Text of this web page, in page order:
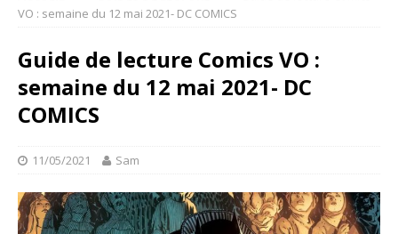
VO : semaine du 12 mai 2021- DC COMICS
Guide de lecture Comics VO :
semaine du 12 mai 2021- DC
COMICS
11/05/2021 Sam